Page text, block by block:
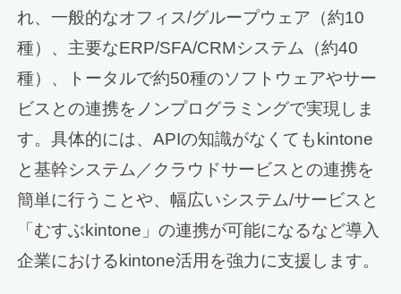
れ、一般的なオフィス/グループウェア（約10
種）、主要なERP/SFA/CRMシステム（約40
種）、トータルで約50種のソフトウェアやサー
ビスとの連携をノンプログラミングで実現しま
す。具体的には、APIの知識がなくてもkintone
と基幹システム／クラウドサービスとの連携を
簡単に行うことや、幅広いシステム/サービスと
「むすぶkintone」の連携が可能になるなど導入
企業におけるkintone活用を強力に支援します。